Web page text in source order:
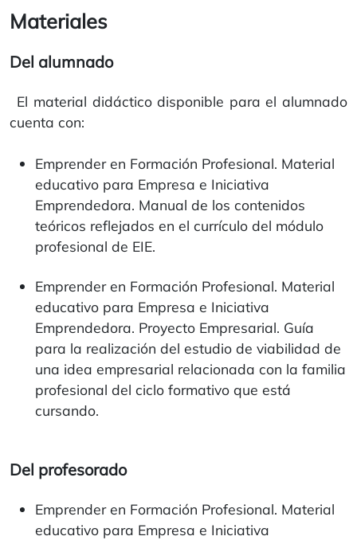
Materiales
Del alumnado
El material didáctico disponible para el alumnado
cuenta con:
Emprender en Formación Profesional. Material
educativo para Empresa e Iniciativa
Emprendedora. Manual de los contenidos
teóricos reflejados en el currículo del módulo
profesional de EIE.
Emprender en Formación Profesional. Material
educativo para Empresa e Iniciativa
Emprendedora. Proyecto Empresarial. Guía
para la realización del estudio de viabilidad de
una idea empresarial relacionada con la familia
profesional del ciclo formativo que está
cursando.
Del profesorado
Emprender en Formación Profesional. Material
educativo para Empresa e Iniciativa